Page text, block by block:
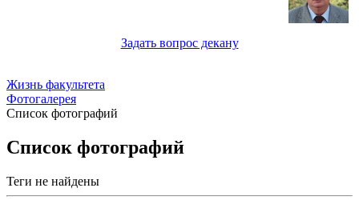
Задать вопрос декану
Жизнь факультета
Фотогалерея
Список фотографий
Список фотографий
Теги не найдены